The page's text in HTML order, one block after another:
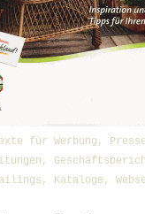
für Werbung,
Kataloge,